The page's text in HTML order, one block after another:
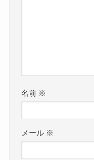
名前 ※
メール ※